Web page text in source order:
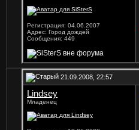
Регистрация: 04.06.2007
Адрес: Город дождей
Сообщения: 449
21.09.2008, 22:57
Lindsey
Младенец